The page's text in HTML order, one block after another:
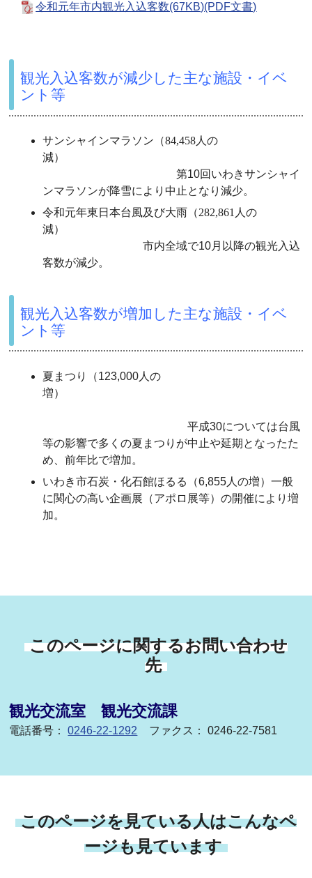
令和元年市内観光入込客数(67KB)(PDF文書)
観光入込客数が減少した主な施設・イベ
ント等
サンシャインマラソン（84,458人の
減）
第10回いわきサンシャイ
ンマラソンが降雪により中止となり減少。
令和元年東日本台風及び大雨（282,861人の
減）
市内全域で10月以降の観光入込
客数が減少。
観光入込客数が増加した主な施設・イベ
ント等
夏まつり（123,000人の
増）
平成30については台風
等の影響で多くの夏まつりが中止や延期となったた
め、前年比で増加。
いわき市石炭・化石館ほるる（6,855人の増）一般
に関心の高い企画展（アポロ展等）の開催により増
加。
このページに関するお問い合わせ
先
観光交流室 観光交流課
電話番号：0246-22-1292 ファクス： 0246-22-7581
このページを見ている人はこんなペ
ージも見ています